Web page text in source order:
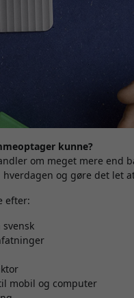
kunne?
om meget mere end
og gøre det let
efter:
mobil og computer